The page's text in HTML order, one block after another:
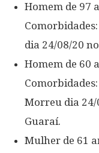
Homem de 97
dia 24/08/20
Homem de 60
Morreu dia 24/
Guaraí.
Mulher de 61